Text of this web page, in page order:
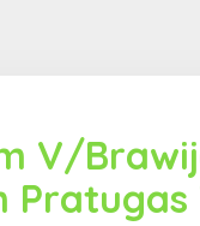
V/
Pratugas